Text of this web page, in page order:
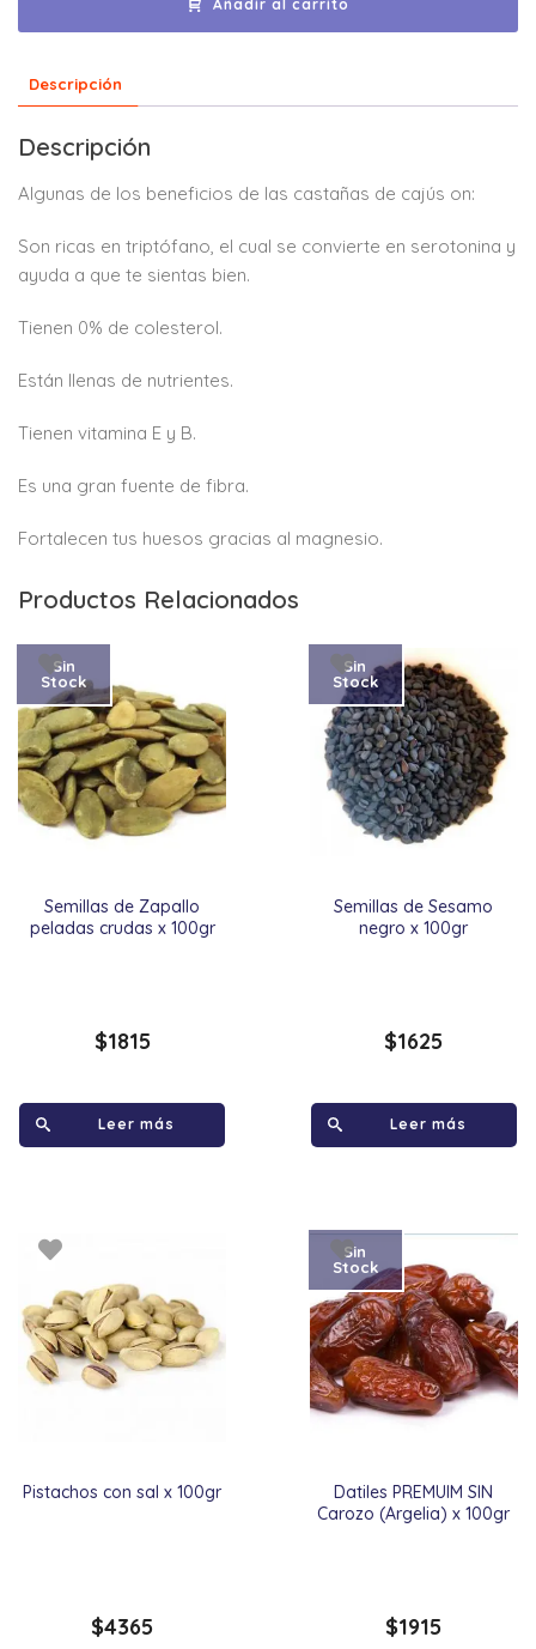
Añadir al carrito
Descripción
Descripción
Algunas de los beneficios de las castañas de cajús on:
Son ricas en triptófano, el cual se convierte en serotonina y
ayuda a que te sientas bien.
Tienen 0% de colesterol.
Están llenas de nutrientes.
Tienen vitamina E y B.
Es una gran fuente de fibra.
Fortalecen tus huesos gracias al magnesio.
Productos Relacionados
Semillas de Zapallo
peladas crudas x 100gr
Sin
Stock
$1815
Leer más
Semillas de Sesamo
negro x 100gr
Sin
Stock
$1625
Leer más
Pistachos con sal x 100gr
$4365
Datiles PREMUIM SIN
Carozo (Argelia) x 100gr
Sin
Stock
$1915